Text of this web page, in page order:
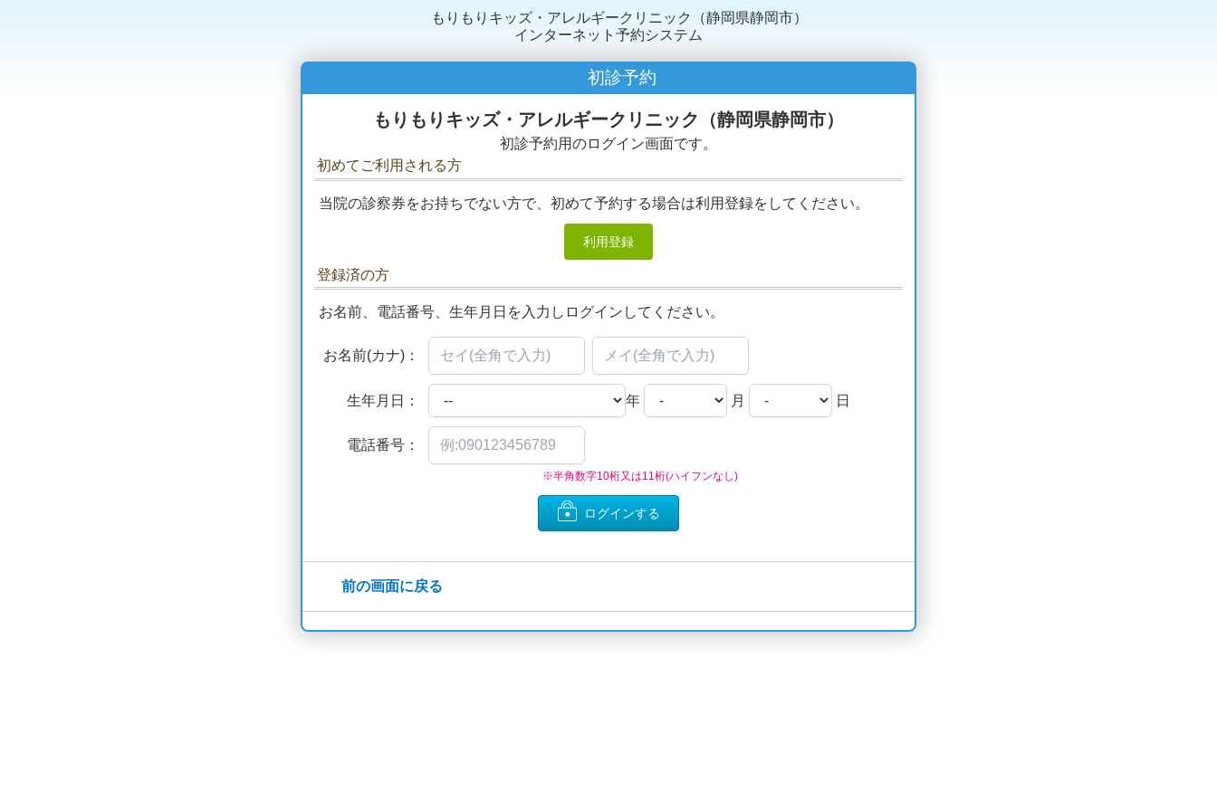
もりもりキッズ・アレルギークリニック（静岡県静岡市）
インターネット予約システム
初診予約
もりもりキッズ・アレルギークリニック（静岡県静岡市）
初診予約用のログイン画面です。
初めてご利用される方
当院の診察券をお持ちでない方で、初めて予約する場合は利用登録をしてください。
利用登録
登録済の方
お名前、電話番号、生年月日を入力しログインしてください。
お名前(カナ)：
生年月日： 年 月 日
電話番号：
※半角数字10桁又は11桁(ハイフンなし)
ログインする
前の画面に戻る